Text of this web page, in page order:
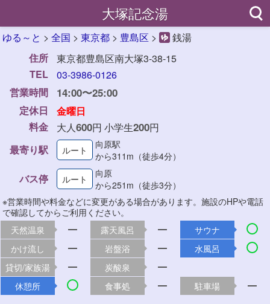
大塚記念湯
ゆる～と > 全国 > 東京都 > 豊島区 >
銭湯
住所
東京都豊島区南大塚3-38-15
TEL
03-3986-0126
営業時間
14:00〜25:00
定休日
金曜日
料金
大人600円 小学生200円
最寄り駅
ルート
向原駅
から311m（徒歩4分）
バス停 ルート
向原
から251m（徒歩3分）
※営業時間や料金などに変更がある場合があります。施設のHPや電話
で確認してからご利用ください。
天然温泉
露天風呂
サウナ
かけ流し
岩盤浴
水風呂
貸切/家族湯
炭酸泉
休憩所
食事処 駐車場